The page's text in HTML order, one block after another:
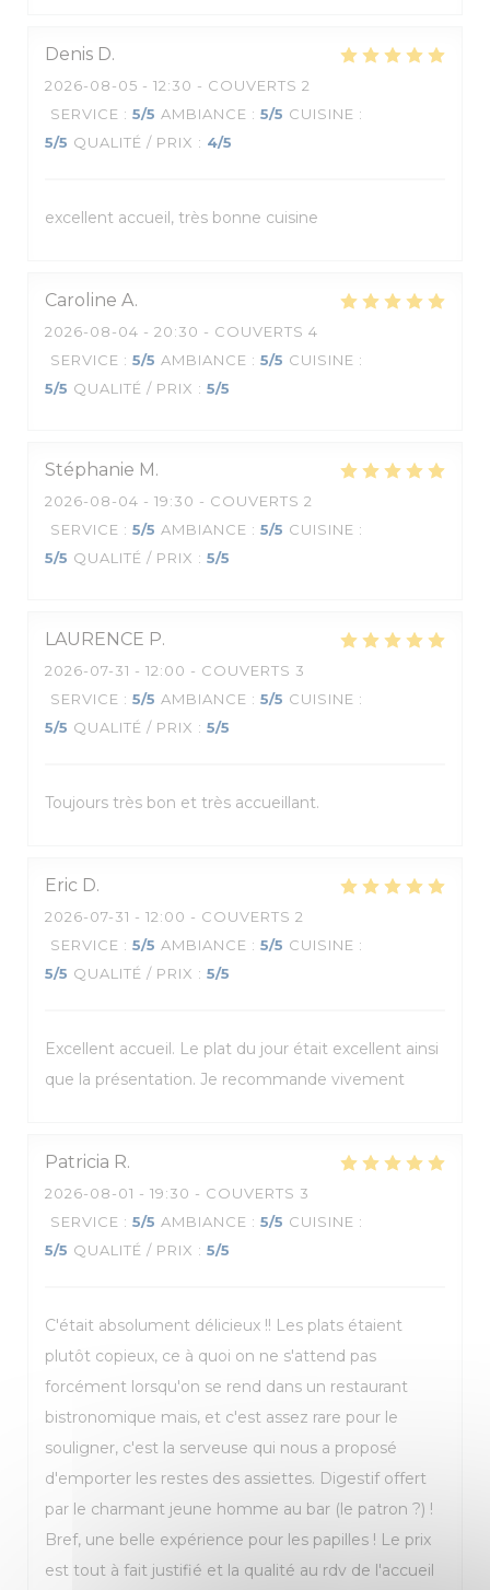
Denis D
2026-08-05 - 12:30 - COUVERTS 2
SERVICE : 5/5 AMBIANCE : 5/5 CUISINE :
5/5 QUALITÉ / PRIX : 4/5
excellent accueil, très bonne cuisine
Caroline A
2026-08-04 - 20:30 - COUVERTS 4
SERVICE : 5/5 AMBIANCE : 5/5 CUISINE :
5/5 QUALITÉ / PRIX : 5/5
Stéphanie M
2026-08-04 - 19:30 - COUVERTS 2
SERVICE : 5/5 AMBIANCE : 5/5 CUISINE :
5/5 QUALITÉ / PRIX : 5/5
LAURENCE P
2026-07-31 - 12:00 - COUVERTS 3
SERVICE : 5/5 AMBIANCE : 5/5 CUISINE :
5/5 QUALITÉ / PRIX : 5/5
Toujours très bon et très accueillant.
Eric D
2026-07-31 - 12:00 - COUVERTS 2
SERVICE : 5/5 AMBIANCE : 5/5 CUISINE :
5/5 QUALITÉ / PRIX : 5/5
Excellent accueil. Le plat du jour était excellent ainsi
que la présentation. Je recommande vivement
Patricia R
2026-08-01 - 19:30 - COUVERTS 3
SERVICE : 5/5 AMBIANCE : 5/5 CUISINE :
5/5 QUALITÉ / PRIX : 5/5
C'était absolument délicieux !! Les plats étaient
plutôt copieux, ce à quoi on ne s'attend pas
forcément lorsqu'on se rend dans un restaurant
bistronomique mais, et c'est assez rare pour le
souligner, c'est la serveuse qui nous a proposé
d'emporter les restes des assiettes. Digestif offert
par le charmant jeune homme au bar (le patron ?) !
Bref, une belle expérience pour les papilles ! Le prix
est tout à fait justifié et la qualité au rdv de l'accueil